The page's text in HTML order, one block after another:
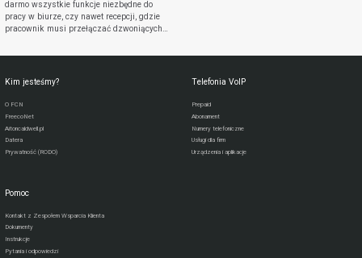
darmo wszystkie funkcje niezbędne do
pracy w biurze, czy nawet recepcji, gdzie
pracownik musi przełączać dzwoniących…
Kim jesteśmy?
O FCN
FreecoNet
Aitoncaldwell.pl
Datera
Prywatność (RODO)
Telefonia VoIP
Prepaid
Abonament
Numery telefoniczne
Usługi dla firm
Urządzenia i aplikacje
Pomoc
Kontakt z Zespołem Wsparcia Klienta
Dokumenty
Instrukcje
Pytania i odpowiedzi